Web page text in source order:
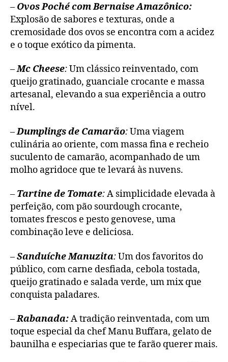
–Ovos Poché com Bernaise Amazônico:
Explosão de sabores e texturas, onde a
cremosidade dos ovos se encontra com a acidez
e o toque exótico da pimenta.
–Mc Cheese:Um clássico reinventado, com
queijo gratinado, guanciale crocante e massa
artesanal, elevando a sua experiência a outro
nível.
–Dumplings de Camarão:Uma viagem
culinária ao oriente, com massa fina e recheio
suculento de camarão, acompanhado de um
molho agridoce que te levará às nuvens.
–Tartine de Tomate:A simplicidade elevada à
perfeição, com pão sourdough crocante,
tomates frescos e pesto genovese, uma
combinação leve e deliciosa.
–Sanduíche Manuzita:Um dos favoritos do
público, com carne desfiada, cebola tostada,
queijo gratinado e salada verde, um mix que
conquista paladares.
–Rabanada:A tradição reinventada, com um
toque especial da chef Manu Buffara, gelato de
baunilha e especiarias que te farão querer mais.